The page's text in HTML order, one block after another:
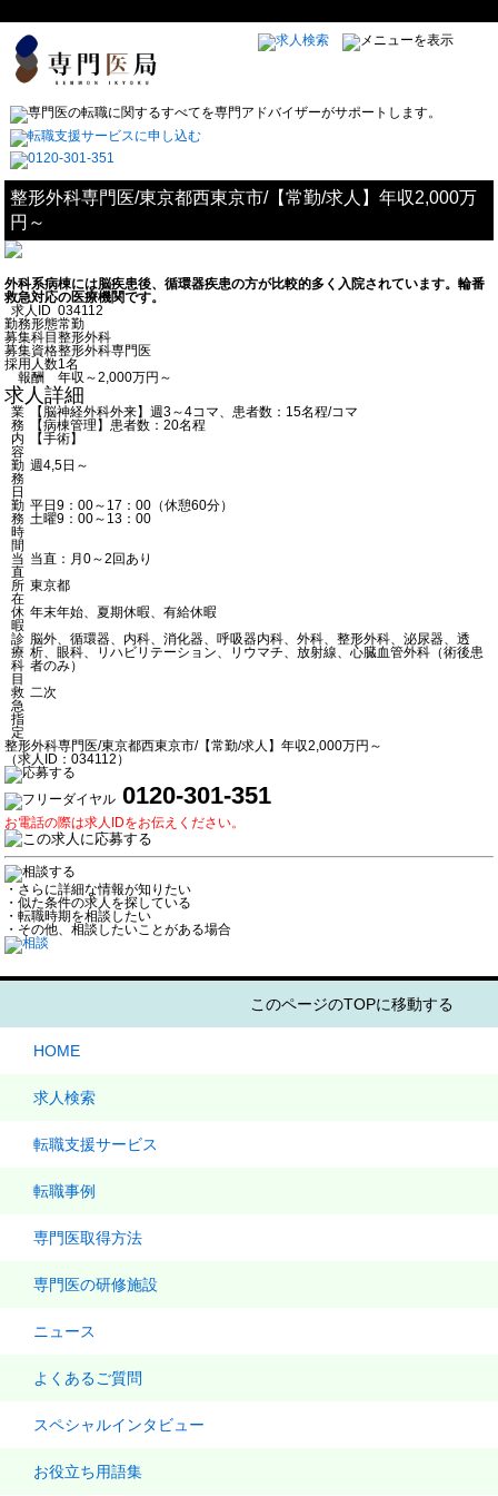
整形外科専門医/東京都西東京市/【常勤/求人】年収2,000万
円～
外科系病棟には脳疾患後、循環器疾患の方が比較的多く入院されています。輪番
救急対応の医療機関です。
求人ID 034112
勤務形態常勤
募集科目整形外科
募集資格整形外科専門医
採用人数1名
報酬
年収～2,000万円～
求人詳細
業
務
内
容
【脳神経外科外来】週3～4コマ、患者数：15名程/コマ
【病棟管理】患者数：20名程
【手術】
勤
務
日
週4,5日～
勤
務
時
間
平日9：00～17：00（休憩60分）
土曜9：00～13：00
当
直
当直：月0～2回あり
所
在
東京都
休
暇
年末年始、夏期休暇、有給休暇
診
療
科
目
脳外、循環器、内科、消化器、呼吸器内科、外科、整形外科、泌尿器、透
析、眼科、リハビリテーション、リウマチ、放射線、心臓血管外科（術後患
者のみ）
救
急
指
定
二次
整形外科専門医/東京都西東京市/【常勤/求人】年収2,000万円～
（求人ID：034112）
0120-301-351
お電話の際は求人IDをお伝えください。
・さらに詳細な情報が知りたい
・似た条件の求人を探している
・転職時期を相談したい
・その他、相談したいことがある場合
このページのTOPに移動する
HOME
求人検索
転職支援サービス
転職事例
専門医取得方法
専門医の研修施設
ニュース
よくあるご質問
スペシャルインタビュー
お役立ち用語集